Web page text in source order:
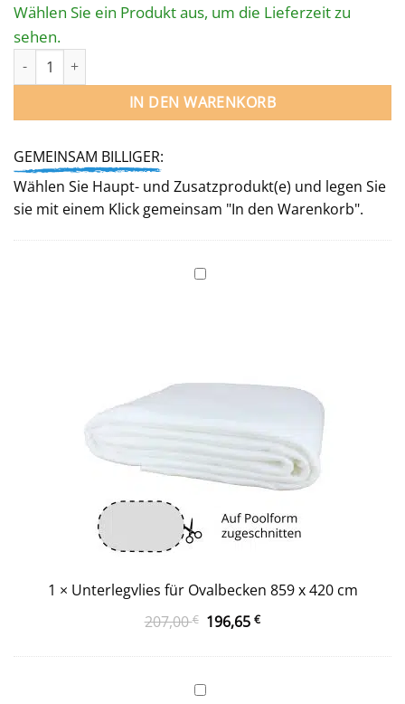
Wählen Sie ein Produkt aus, um die Lieferzeit zu
sehen.
STAHL­WAND­POOL OVAL 859 x 420 x 150 cm Menge
IN DEN WARENKORB
GEMEINSAM BILLIGER:
Wählen Sie Haupt- und Zusatzprodukt(e) und legen Sie
sie mit einem Klick gemeinsam "In den Warenkorb".
Unterlegvlies
1 × Unterlegvlies für Ovalbecken 859 x 420 cm
207,00€ Ursprünglicher
207,00 €
196,65€Aktueller
Einlaufdüse